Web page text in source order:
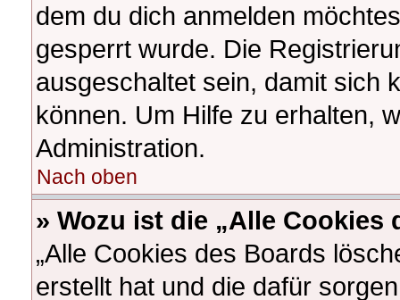
dem du dich anmelden
gesperrt wurde. Die
ausgeschaltet sein, damit sich
können. Um Hilfe zu erhalten,
Administration.
Nach oben
» Wozu ist die „Alle
„Alle Cookies des Boards
erstellt hat und die dafür